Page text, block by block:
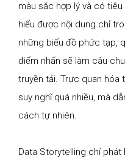
màu sắc hợp lý và có
hiểu được nội dung chỉ
những biểu đồ phức tạp,
điểm nhấn sẽ làm câu
truyền tải. Trực quan hóa
suy nghĩ quá nhiều, mà
cách tự nhiên.
Data Storytelling chỉ phát